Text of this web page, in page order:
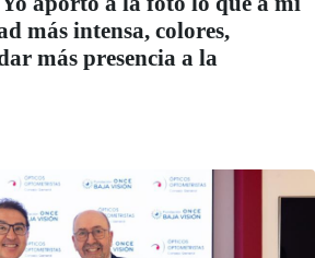
más intensa, colores,
más presencia a la